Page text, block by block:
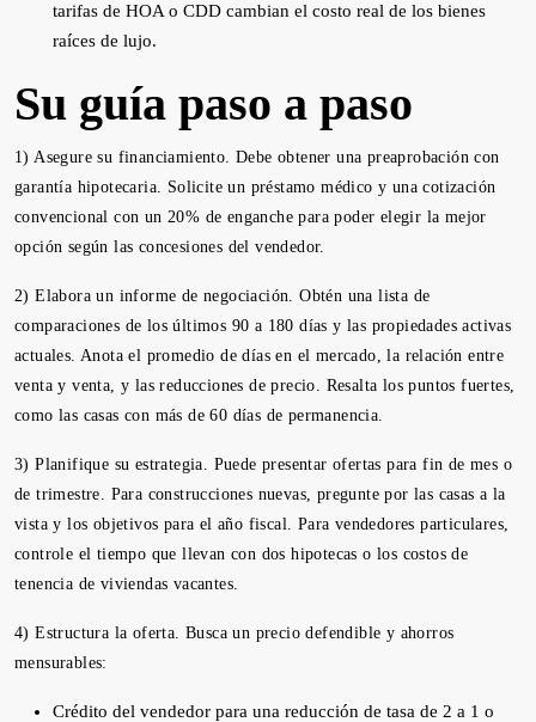
tarifas de HOA o CDD cambian el costo real de los bienes
raíces de lujo.
Su guía paso a paso
1) Asegure su financiamiento. Debe obtener una preaprobación con
garantía hipotecaria. Solicite un préstamo médico y una cotización
convencional con un 20% de enganche para poder elegir la mejor
opción según las concesiones del vendedor.
2) Elabora un informe de negociación. Obtén una lista de
comparaciones de los últimos 90 a 180 días y las propiedades activas
actuales. Anota el promedio de días en el mercado, la relación entre
venta y venta, y las reducciones de precio. Resalta los puntos fuertes,
como las casas con más de 60 días de permanencia.
3) Planifique su estrategia. Puede presentar ofertas para fin de mes o
de trimestre. Para construcciones nuevas, pregunte por las casas a la
vista y los objetivos para el año fiscal. Para vendedores particulares,
controle el tiempo que llevan con dos hipotecas o los costos de
tenencia de viviendas vacantes.
4) Estructura la oferta. Busca un precio defendible y ahorros
mensurables:
Crédito del vendedor para una reducción de tasa de 2 a 1 o